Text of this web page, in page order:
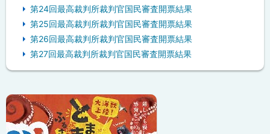
第24回最高裁判所裁判官国民審査開票結果
第25回最高裁判所裁判官国民審査開票結果
第26回最高裁判所裁判官国民審査開票結果
第27回最高裁判所裁判官国民審査開票結果
ッ
ク